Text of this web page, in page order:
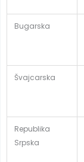
Bugarska
Švajcarska
Republika
Srpska